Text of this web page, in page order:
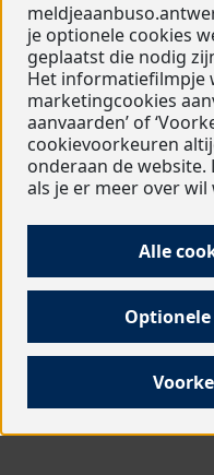
Benieuwd hoe
De tijdslijn toont waar
zitten. Meer info kan je
hetstappenplan.
je optionele cookies
geplaatst die nodig
Het informatiefilmpje
marketingcookies
aanvaarden’ of
cookievoorkeuren
onderaan de website.
als je er meer over wil
Alle